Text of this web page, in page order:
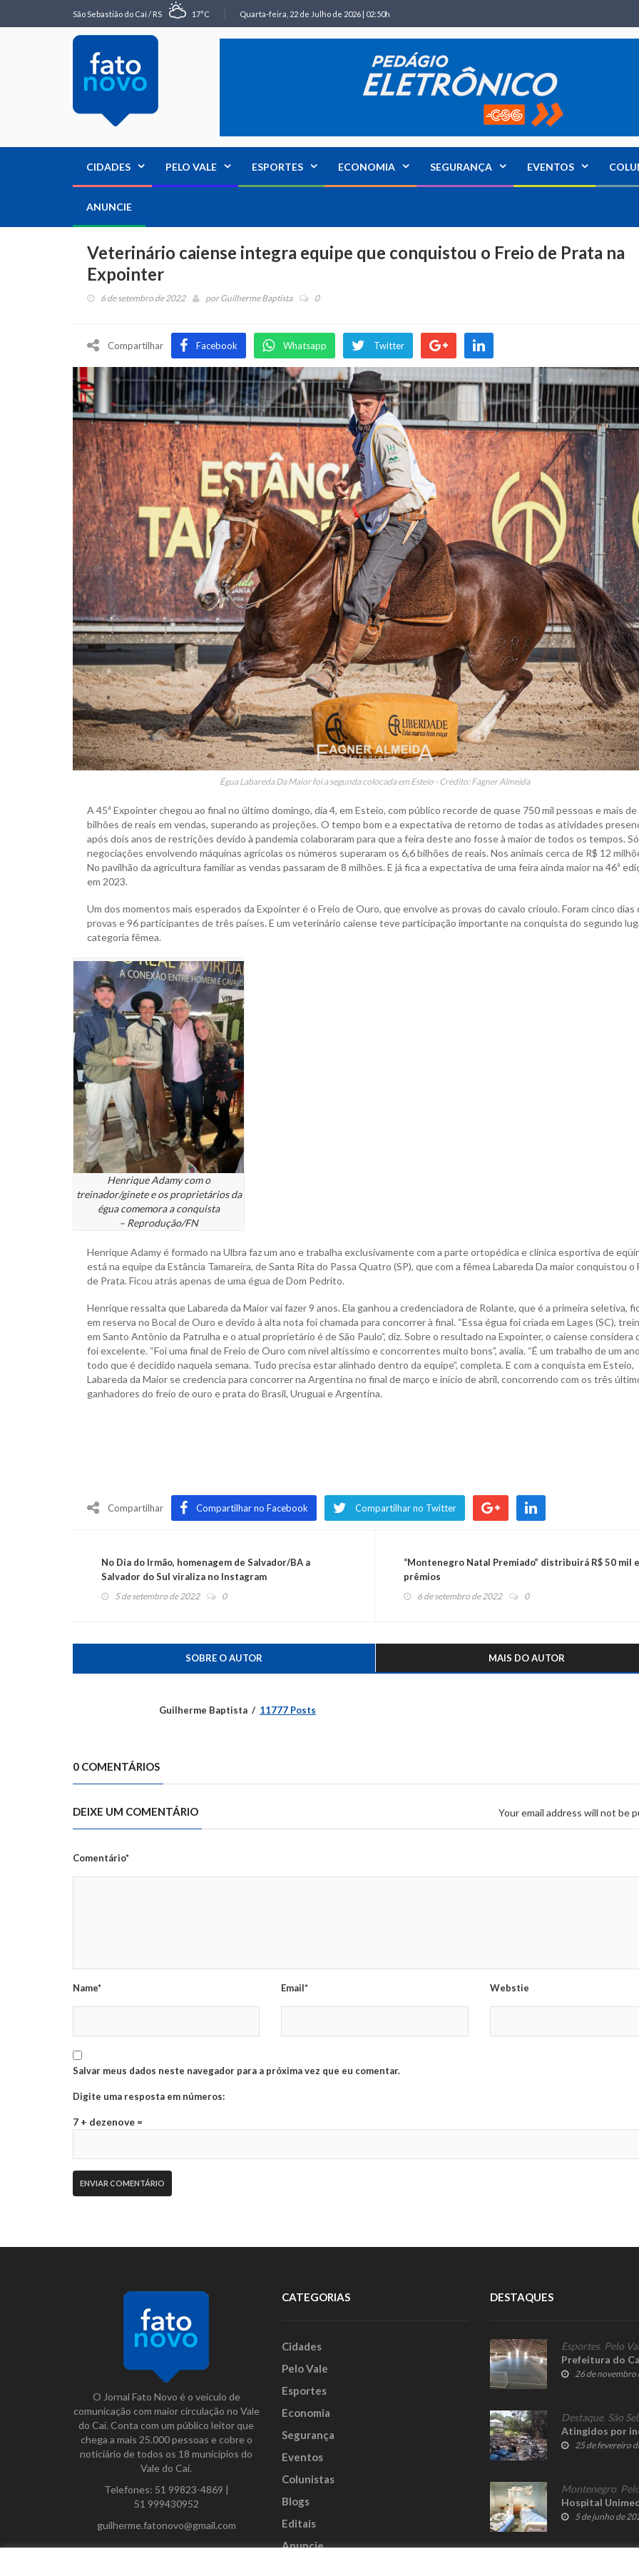
São Sebastião do Caí / RS 17°C Quarta-feira, 22 de Julho de 2026 | 02:50h
CIDADES PELO VALE ESPORTES ECONOMIA SEGURANÇA EVENTOS
ANUNCIE
Veterinário caiense integra equipe que conquistou o Freio de Prata na
Expointer
6 de setembro de 2022 porGuilherme Baptista 0
Compartilhar Facebook Whatsapp Twitter
Égua Labareda Da Maior foi a segunda colocada em Esteio - Crédito: Fagner Almeida
A 45ª Expointer chegou ao final no último domingo, dia 4, em Esteio, com público recorde de quase 750 mil pessoas e mais de
bilhões de reais em vendas, superando as projeções. O tempo bom e a expectativa de retorno de todas as atividades
após dois anos de restrições devido à pandemia colaboraram para que a feira deste ano fosse à maior de todos os tempos.
negociações envolvendo máquinas agrícolas os números superaram os 6,6 bilhões de reais. Nos animais cerca de R$ 12
No pavilhão da agricultura familiar as vendas passaram de 8 milhões. E já fica a expectativa de uma feira ainda maior na 46ª
em 2023.
Um dos momentos mais esperados da Expointer é o Freio de Ouro, que envolve as provas do cavalo crioulo. Foram cinco dias
provas e 96 participantes de três países. E um veterinário caiense teve participação importante na conquista do segundo
categoria fêmea.
Henrique Adamy com o
treinador/ginete e os proprietários da
égua comemora a conquista
– Reprodução/FN
Henrique Adamy é formado na Ulbra faz um ano e trabalha exclusivamente com a parte ortopédica e clínica esportiva de
está na equipe da Estância Tamareira, de Santa Rita do Passa Quatro (SP), que com a fêmea Labareda Da maior conquistou o
de Prata. Ficou atrás apenas de uma égua de Dom Pedrito.
Henrique ressalta que Labareda da Maior vai fazer 9 anos. Ela ganhou a credenciadora de Rolante, que é a primeira seletiva,
em reserva no Bocal de Ouro e devido à alta nota foi chamada para concorrer à final. “Essa égua foi criada em Lages (SC),
em Santo Antônio da Patrulha e o atual proprietário é de São Paulo”, diz. Sobre o resultado na Expointer, o caiense considera
foi excelente. “Foi uma final de Freio de Ouro com nível altíssimo e concorrentes muito bons”, avalia. “É um trabalho de um ano
todo que é decidido naquela semana. Tudo precisa estar alinhado dentro da equipe”, completa. E com a conquista em Esteio,
Labareda da Maior se credencia para concorrer na Argentina no final de março e início de abril, concorrendo com os três
ganhadores do freio de ouro e prata do Brasil, Uruguai e Argentina.
Compartilhar Compartilhar no Facebook Compartilhar no Twitter
No Dia do Irmão, homenagem de Salvador/BA a
Salvador do Sul viraliza no Instagram
5 de setembro de 2022 0
“Montenegro Natal Premiado” distribuirá R$ 50 mil
prêmios
6 de setembro de 2022 0
SOBRE O AUTOR MAIS DO AUTOR
Guilherme Baptista 11777 Posts
0 COMENTÁRIOS
DEIXE UM COMENTÁRIO Your email address will not be
Comentário*
Name* Email* Webstie
Salvar meus dados neste navegador para a próxima vez que eu comentar.
Digite uma resposta em números:
7 + dezenove =
O Jornal Fato Novo é o veículo de
comunicação com maior circulação no Vale
do Caí. Conta com um público leitor que
chega a mais 25.000 pessoas e cobre o
noticiário de todos os 18 municípios do
Vale do Caí.
Telefones: 51 99823-4869 |
51 999430952
guilherme.fatonovo@gmail.com
CATEGORIAS
Cidades
Pelo Vale
Esportes
Economia
Segurança
Eventos
Colunistas
Blogs
Editais
Anuncie
DESTAQUES
Esportes, Pelo
Prefeitura do
26 de novembro
Destaque, São
Atingidos por
25 de fevereiro
Montenegro
Hospital
5 de junho de